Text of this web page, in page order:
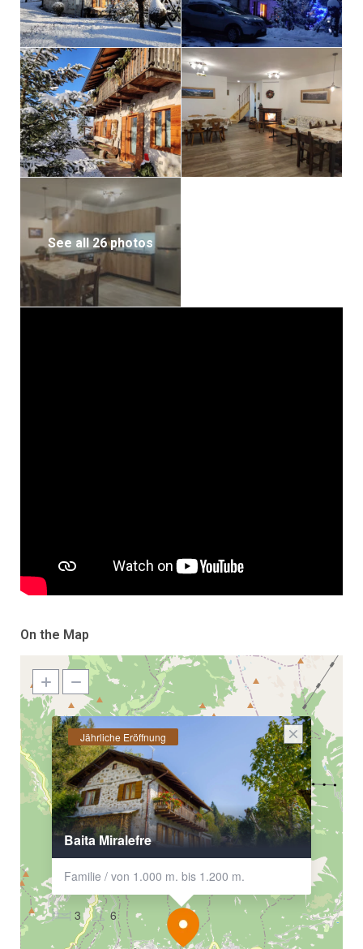
See all 26 photos
On the Map
Jährliche Eröffnung
Baita Miralefre
Familie / von 1.000 m. bis 1.200 m.
6
3